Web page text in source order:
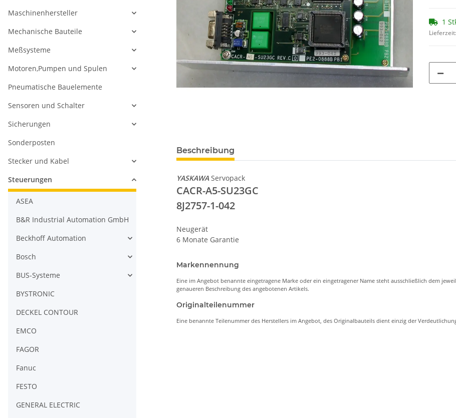
1
Lieferzeit:
Beschreibung
YASKAWAServopack
CACR-A5-SU23GC
8J2757-1-042
Neugerät
6 Monate Garantie
Markennennung
Eine im Angebot benannte eingetragene Marke oder ein eingetragener Name steht ausschließlich dem
genaueren Beschreibung des angebotenen Artikels.
Originalteilenummer
Eine benannte Teilenummer des Herstellers im Angebot, des Originalbauteils dient einzig der
Maschinenhersteller
Mechanische Bauteile
Meßsysteme
Motoren,Pumpen und Spulen
Pneumatische Bauelemente
Sensoren und Schalter
Sicherungen
Sonderposten
Stecker und Kabel
Steuerungen
ASEA
B&R Industrial Automation GmbH
Beckhoff Automation
Bosch
BUS-Systeme
BYSTRONIC
DECKEL CONTOUR
EMCO
FAGOR
Fanuc
FESTO
GENERAL ELECTRIC